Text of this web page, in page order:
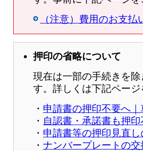
（注意）費用のお支
押印の省略について
現在は一部の手続きを
す。詳しくは下記ページ
・ 申請書の押印不要へ｜
・ 自認書・承諾書も押
・ 申請書等の押印見直
・ ナンバープレートの